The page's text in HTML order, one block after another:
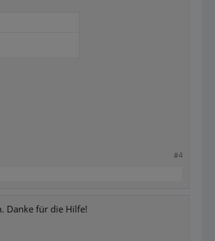
#4
Danke für die Hilfe!